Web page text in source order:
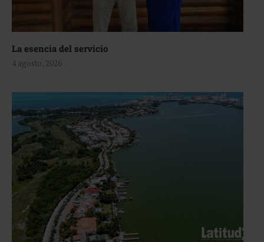
La esencia del servicio
4 agosto, 2026